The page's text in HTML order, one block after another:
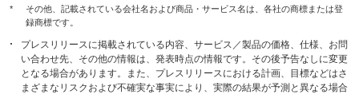
*
その他、記載されている会社名および商品・サービス名は、各社の商標または登
録商標です。
プレスリリースに掲載されている内容、サービス／製品の価格、仕様、お問
い合わせ先、その他の情報は、発表時点の情報です。その後予告なしに変更
となる場合があります。また、プレスリリースにおける計画、目標などはさ
まざまなリスクおよび不確実な事実により、実際の結果が予測と異なる場合